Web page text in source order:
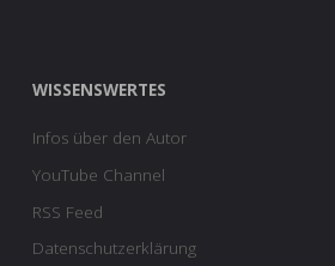
WISSENSWERTES
Infos über den Autor
YouTube Channel
RSS Feed
Datenschutzerklärung